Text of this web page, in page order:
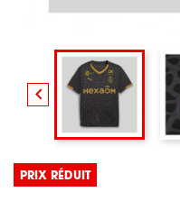

PRIX RÉDUIT